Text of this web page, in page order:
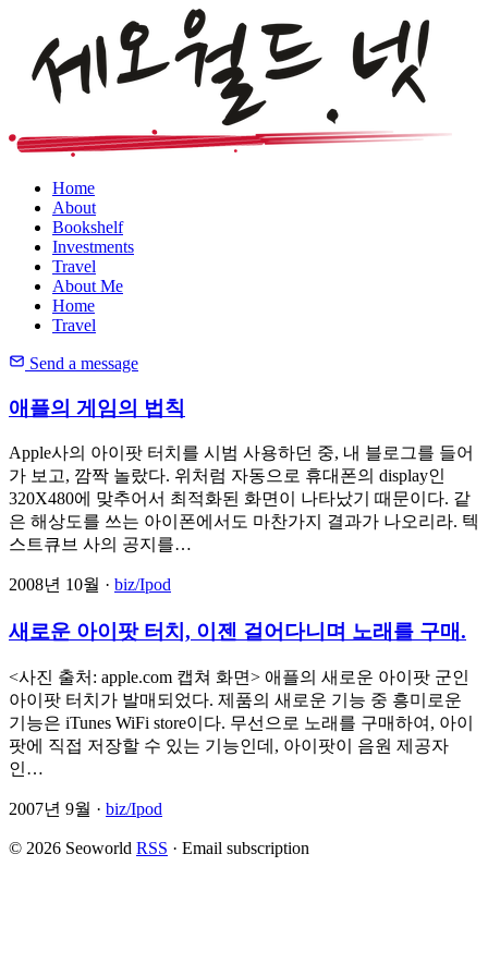
Home
About
Bookshelf
Investments
Travel
About Me
Home
Travel
Send a message
애플의 게임의 법칙
Apple사의 아이팟 터치를 시범 사용하던 중, 내 블로그를 들어
가 보고, 깜짝 놀랐다. 위처럼 자동으로 휴대폰의 display인
320X480에 맞추어서 최적화된 화면이 나타났기 때문이다. 같
은 해상도를 쓰는 아이폰에서도 마찬가지 결과가 나오리라. 텍
스트큐브 사의 공지를…
2008년 10월 · biz/Ipod
새로운 아이팟 터치, 이젠 걸어다니며 노래를 구매.
<사진 출처: apple.com 캡쳐 화면> 애플의 새로운 아이팟 군인
아이팟 터치가 발매되었다. 제품의 새로운 기능 중 흥미로운
기능은 iTunes WiFi store이다. 무선으로 노래를 구매하여, 아이
팟에 직접 저장할 수 있는 기능인데, 아이팟이 음원 제공자
인…
2007년 9월 · biz/Ipod
© 2026 Seoworld RSS · Email subscription